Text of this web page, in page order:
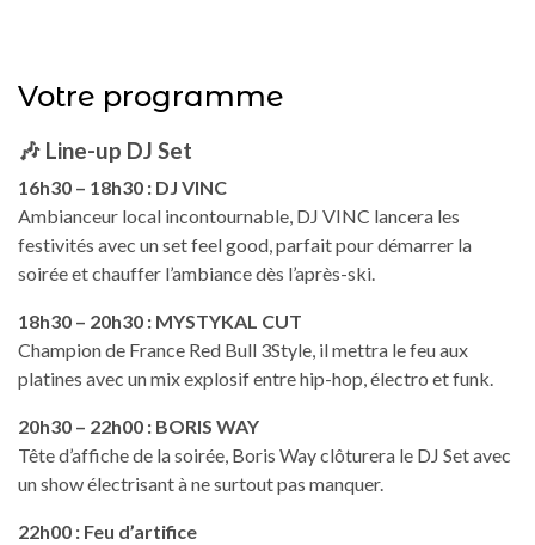
Votre programme
🎶 Line-up DJ Set
16h30 – 18h30 : DJ VINC
Ambianceur local incontournable, DJ VINC lancera les
festivités avec un set feel good, parfait pour démarrer la
soirée et chauffer l’ambiance dès l’après-ski.
18h30 – 20h30 : MYSTYKAL CUT
Champion de France Red Bull 3Style, il mettra le feu aux
platines avec un mix explosif entre hip-hop, électro et funk.
20h30 – 22h00 : BORIS WAY
Tête d’affiche de la soirée, Boris Way clôturera le DJ Set avec
un show électrisant à ne surtout pas manquer.
22h00 : Feu d’artifice